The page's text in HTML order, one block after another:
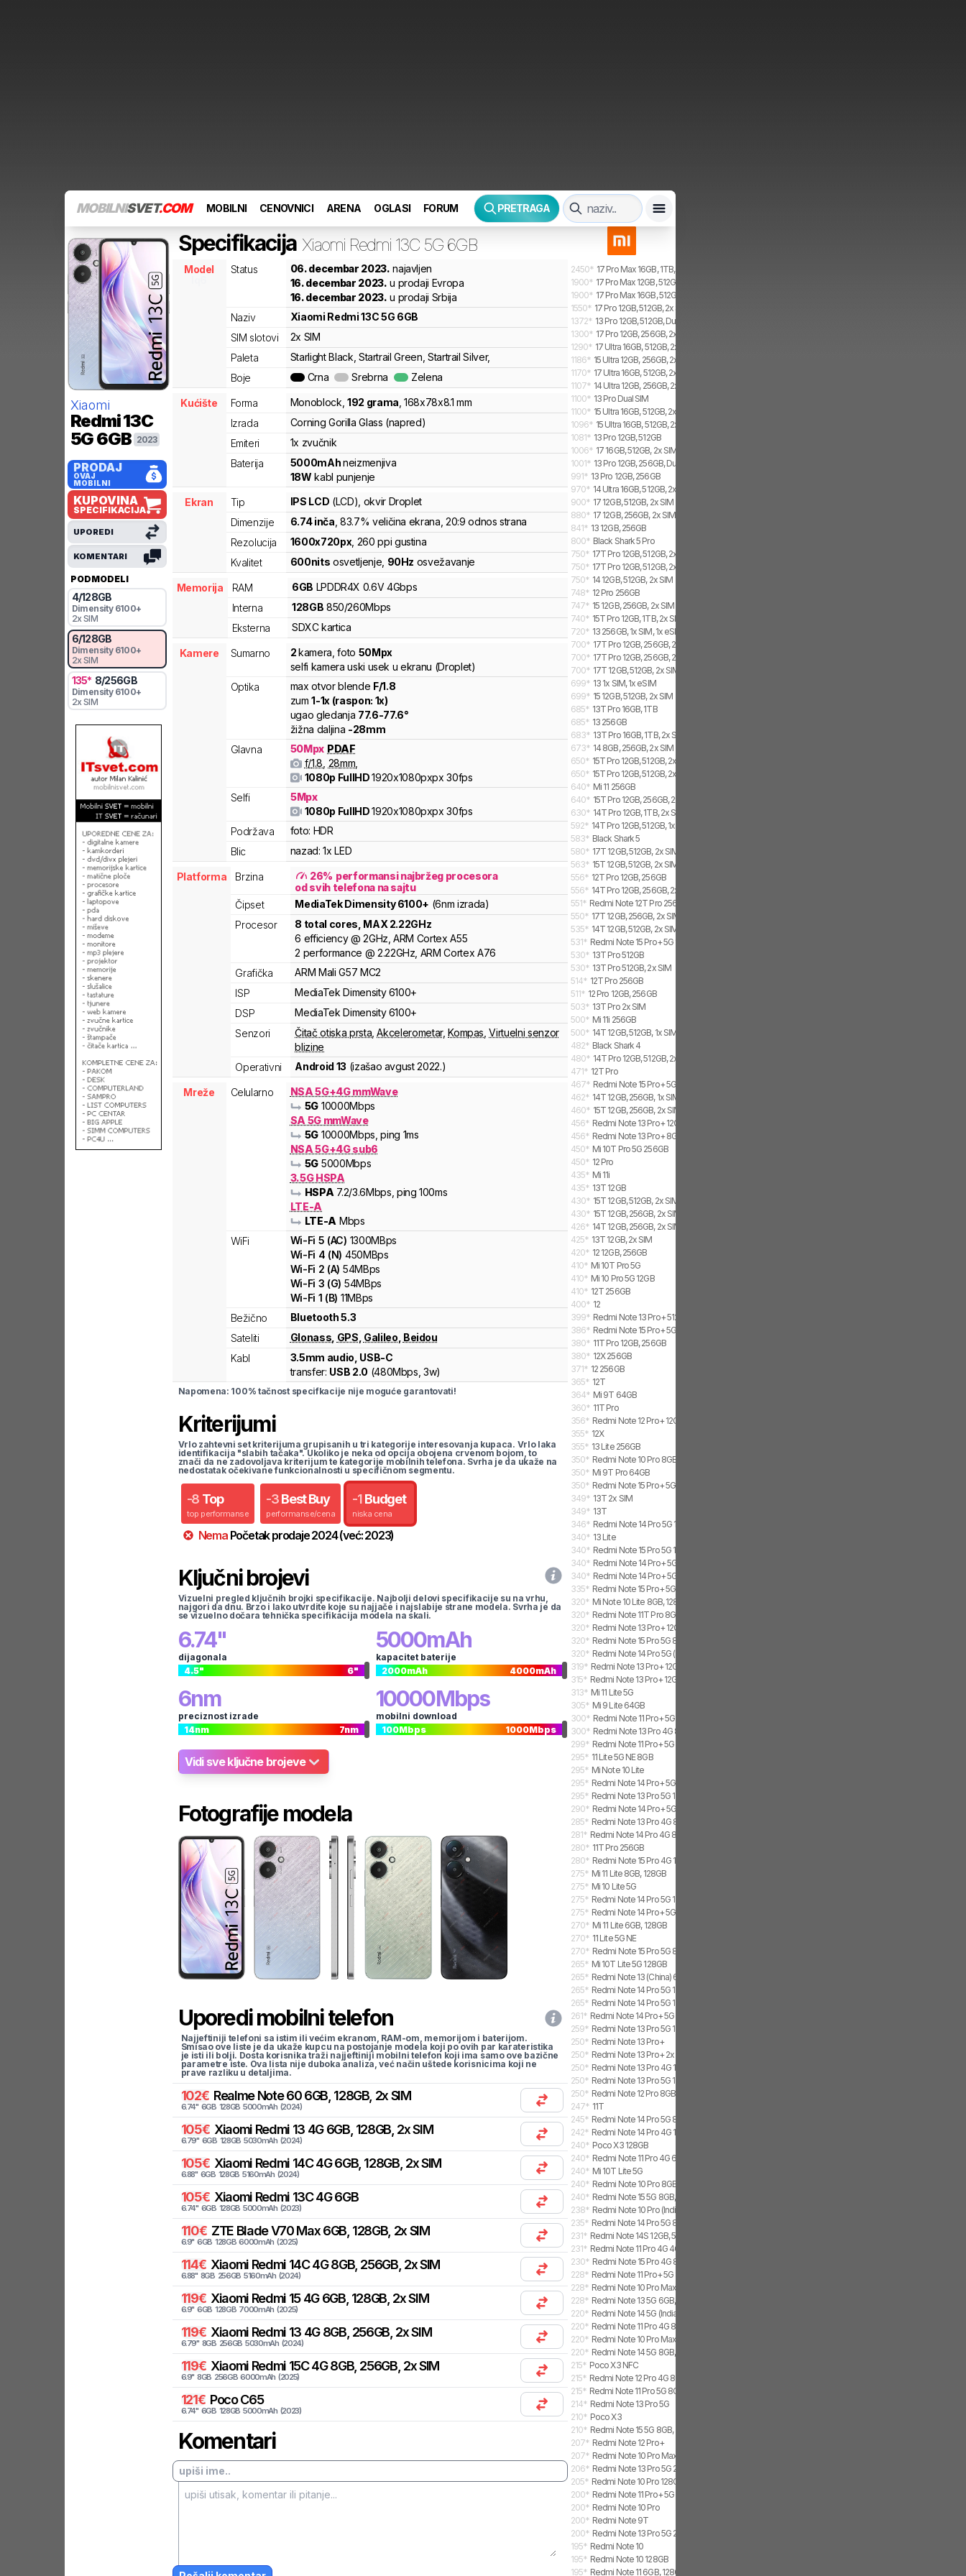
MOBILNISVET.COM MOBILNI CENOVNICI ARENA OGLASI FORUM PRETRAGA
Xiaomi
Redmi 13C
5G6GB 2023
PRODAJ
OVAJ
MOBILNI
KUPOVINA
SPECIFIKACIJA
KOMENTARI
UPOREDI
PODMODELI
4/128GB
Dimensity 6100+
2x SIM
6/128GB
Dimensity 6100+
2x SIM
135* 8/256GB
Dimensity 6100+
2x SIM
Specifikacija Xiaomi Redmi 13C 5G 6GB
Model
Status 06. decembar 2023. najavljen
16. decembar 2023. u prodaji Evropa
16. decembar 2023. u prodaji Srbija
Naziv
Xiaomi Redmi 13C 5G 6GB
SIM slotovi
2x SIM
Paleta
Starlight Black, Startrail Green, Startrail Silver,
Boje
Crna Srebrna Zelena
Kućište Forma Monoblock ,192 grama ,168x78x8.1 mm
Izrada
Corning Gorilla Glass (napred)
Emiteri
1x zvučnik
Baterija
5000mAhneizmenjiva
18W kabl punjenje
Ekran Tip IPS LCD (LCD) , okvir Droplet
Dimenzije
6.74inča , 83.7% veličina ekrana , 20:9 odnos strana
Rezolucija
1600x720px, 260 ppi gustina
Kvalitet
600nits osvetljenje 90Hz osvežavanje
Memorija RAM 6GB LPDDR4X 0.6V 4Gbps
Interna
128GB 850/260Mbps
Eksterna
SDXCkartica
Kamere Sumarno 2kamera foto 50Mpx
selfi kamera uski usek u ekranu (Droplet)
Optika
max otvor blende F/1.8
zum1-1x (raspon: 1x)
ugao gledanja 77.6-77.6°
žižna daljina -28mm
Glavna
50Mpx PDAF
f/1.8 28mm
1080p FullHD1920x1080pxpx30fps
Selfi
5Mpx
1080p FullHD1920x1080pxpx30fps
Podržava
foto: HDR
Blic
nazad: 1x LED
Platforma Brzina 26% performansi najbržeg procesora
od svih telefona na sajtu
Čipset
MediaTekDimensity 6100+ (6nm izrada)
Procesor
8 total cores , MAX 2.22GHz
6 efficiency @ 2GHz,ARM Cortex A55
2 performance @ 2.22GHz, ARM Cortex A76
Grafička
ARM Mali G57 MC2
ISP
MediaTek Dimensity 6100+
DSP
MediaTek Dimensity 6100+
Senzori
Čitač otiska prsta ,Akcelerometar,Kompas ,Virtuelni senzor
blizine
Operativni
Android 13 (izašao avgust 2022.)
Mreže Celularno
NSA 5G+4G mmWave
5G 10000Mbps
SA 5G mmWave
5G 10000Mbps , ping 1ms
NSA 5G+4G sub6
5G 5000Mbps
3.5G HSPA
HSPA 7.2/3.6Mbps , ping 100ms
LTE-A
LTE-A Mbps
WiFi
Wi-Fi 5 (AC) 1300MBps
Wi-Fi 4 (N) 450MBps
Wi-Fi 2 (A) 54MBps
Wi-Fi 3 (G) 54MBps
Wi-Fi 1 (B) 11MBps
Bežično
Bluetooth 5.3
Sateliti
Glonass GPS Galileo Beidou
Kabl
3.5mm audio, USB-C
transfer: USB 2.0 (480Mbps,3w)
Napomena: 100% tačnost specifkacije nije moguće garantovati!
Kriterijumi
Vrlo zahtevni set kriterijuma grupisanih u tri kategorije interesovanja kupaca. Vrlo laka
identifikacija "slabih tačaka". Ukoliko je neka od opcija obojena crvenom bojom, to
znači da ne zadovoljava kriterijum te kategorije mobilnih telefona. Svrha je da ukaže na
nedostatak očekivane funkcionalnosti u specifičnom segmentu.
-8 Top
top performanse
-3 Best Buy
performanse/cena
-1 Budget
niska cena
Nema Početak prodaje2024(već:2023)
Ključni brojevi
Vizuelni pregled ključnih brojki specifikacije. Najbolji delovi specifikacije su na vrhu,
najgori da dnu. Brzo i lako utvrdite koje su najjače i najslabije strane modela. Svrha je da
se vizuelno dočara tehnička specifikacija modela na skali.
6.74"
dijagonala
4.5" 6"
5000mAh
kapacitet baterije
2000mAh 4000mAh
6nm
preciznost izrade
14nm 7nm
10000Mbps
mobilni download
100Mbps 1000Mbps
Vidi sve ključne brojeve
Fotografije modela
Uporedi mobilni telefon
Najjeftiniji telefoni sa istim ili većim ekranom, RAM-om, memorijom i baterijom.
Smisao ove liste je da ukaže kupcu na postojanje modela koji po ovih par karateristika
je isti ili bolji. Dosta korisnika traži najjeftiniji mobilni telefon koji ima samo ove bazične
parametre iste. Ova lista nije duboka analiza, već način uštede korisnicima koji ne
prave razliku u detaljima.
102€ Realme Note 60 6GB, 128GB, 2x SIM
6.74" 6GB 128GB 5000mAh (2024)
105€ Xiaomi Redmi 13 4G 6GB, 128GB, 2x SIM
6.79" 6GB 128GB 5030mAh (2024)
105€ Xiaomi Redmi 14C 4G 6GB, 128GB, 2x SIM
6.88" 6GB 128GB 5160mAh (2024)
105€ Xiaomi Redmi 13C 4G 6GB
6.74" 6GB 128GB 5000mAh (2023)
110€ ZTE Blade V70 Max 6GB, 128GB, 2x SIM
6.9" 6GB 128GB 6000mAh (2025)
114€ Xiaomi Redmi 14C 4G 8GB, 256GB, 2x SIM
6.88" 8GB 256GB 5160mAh (2024)
119€ Xiaomi Redmi 15 4G 6GB, 128GB, 2x SIM
6.9" 6GB 128GB 7000mAh (2025)
119€ Xiaomi Redmi 13 4G 8GB, 256GB, 2x SIM
6.79" 8GB 256GB 5030mAh (2024)
119€ Xiaomi Redmi 15C 4G 8GB, 256GB, 2x SIM
6.9" 8GB 256GB 6000mAh (2025)
121€ Poco C65
6.74" 6GB 128GB 5000mAh (2023)
Komentari
2450* 17 Pro Max 16GB, 1TB, 2x SIM
1900* 17 Pro Max 12GB, 512GB, 2x SIM
1900* 17 Pro Max 16GB, 512GB, 2x SIM
1550* 17 Pro 12GB, 512GB, 2x SIM
1372* 13 Pro 12GB, 512GB, Dual SIM
1300* 17 Pro 12GB, 256GB, 2x SIM
1290* 17 Ultra 16GB, 512GB, 2x SIM, 2x eSIM
1186* 15 Ultra 12GB, 256GB, 2x SIM, 2x eSIM
1170* 17 Ultra 16GB, 512GB, 2x SIM
1107* 14 Ultra 12GB, 256GB, 2x SIM
1100* 13 Pro Dual SIM
1100* 15 Ultra 16GB, 512GB, 2x SIM, 2x eSIM
1096* 15 Ultra 16GB, 512GB, 2x SIM
1081* 13 Pro 12GB, 512GB
1006* 17 16GB, 512GB, 2x SIM
1001* 13 Pro 12GB, 256GB, Dual SIM
991* 13 Pro 12GB, 256GB
970* 14 Ultra 16GB, 512GB, 2x SIM
900* 17 12GB, 512GB, 2x SIM
880* 17 12GB, 256GB, 2x SIM
841* 13 12GB, 256GB
800* Black Shark 5 Pro
750* 17T Pro 12GB, 512GB, 2x SIM, 2x eSIM
750* 17T Pro 12GB, 512GB, 2x SIM
750* 14 12GB, 512GB, 2x SIM
748* 12 Pro 256GB
747* 15 12GB, 256GB, 2x SIM
740* 15T Pro 12GB, 1TB, 2x SIM, 2x eSIM
720* 13 256GB, 1x SIM, 1x eSIM
700* 17T Pro 12GB, 256GB, 2x SIM, 2x eSIM
700* 17T Pro 12GB, 256GB, 2x SIM
700* 17T 12GB, 512GB, 2x SIM
699* 13 1x SIM, 1x eSIM
699* 15 12GB, 512GB, 2x SIM
685* 13T Pro 16GB, 1TB
685* 13 256GB
683* 13T Pro 16GB, 1TB, 2x SIM
673* 14 8GB, 256GB, 2x SIM
650* 15T Pro 12GB, 512GB, 2x SIM, 2x eSIM
650* 15T Pro 12GB, 512GB, 2x SIM
640* Mi 11 256GB
640* 15T Pro 12GB, 256GB, 2x SIM
630* 14T Pro 12GB, 1TB, 2x SIM
592* 14T Pro 12GB, 512GB, 1x SIM, 1x eSIM
583* Black Shark 5
580* 17T 12GB, 512GB, 2x SIM, 2x eSIM
563* 15T 12GB, 512GB, 2x SIM
556* 12T Pro 12GB, 256GB
556* 14T Pro 12GB, 256GB, 2x SIM
551* Redmi Note 12T Pro 256GB
550* 17T 12GB, 256GB, 2x SIM, 2x eSIM
535* 14T 12GB, 512GB, 2x SIM
531* Redmi Note 15 Pro+ 5G 12GB, 256GB, 2x SIM
530* 13T Pro 512GB
530* 13T Pro 512GB, 2x SIM
514* 12T Pro 256GB
511* 12 Pro 12GB, 256GB
503* 13T Pro 2x SIM
500* Mi 11i 256GB
500* 14T 12GB, 512GB, 1x SIM, 1x eSIM
482* Black Shark 4
480* 14T Pro 12GB, 512GB, 2x SIM
471* 12T Pro
467* Redmi Note 15 Pro+ 5G 12GB, 512GB, 1x SIM, 1x eSIM
462* 14T 12GB, 256GB, 1x SIM, 1x eSIM
460* 15T 12GB, 256GB, 2x SIM, 2x eSIM
456* Redmi Note 13 Pro+ 12GB, 2x SIM
456* Redmi Note 13 Pro+ 8GB, 512GB, 2x SIM
450* Mi 10T Pro 5G 256GB
450* 12 Pro
435* Mi 11i
435* 13T 12GB
430* 15T 12GB, 512GB, 2x SIM, 2x eSIM
430* 15T 12GB, 256GB, 2x SIM
426* 14T 12GB, 256GB, 2x SIM
425* 13T 12GB, 2x SIM
420* 12 12GB, 256GB
410* Mi 10T Pro 5G
410* Mi 10 Pro 5G 12GB
410* 12T 256GB
400* 12
399* Redmi Note 13 Pro+ 512GB
386* Redmi Note 15 Pro+ 5G 12GB, 512GB, 2x SIM
380* 11T Pro 12GB, 256GB
380* 12X 256GB
371* 12 256GB
365* 12T
364* Mi 9T 64GB
360* 11T Pro
356* Redmi Note 12 Pro+ 12GB
355* 12X
355* 13 Lite 256GB
350* Redmi Note 10 Pro 8GB, 128GB
350* Mi 9T Pro 64GB
350* Redmi Note 15 Pro+ 5G 8GB, 256GB, 1x SIM, 1x eSIM
349* 13T 2x SIM
349* 13T
346* Redmi Note 14 Pro 5G 12GB, 512GB, 1x SIM, 1x eSIM
340* 13 Lite
340* Redmi Note 15 Pro 5G 12GB, 512GB, 2x SIM
340* Redmi Note 14 Pro+ 5G 12GB, 512GB, 1x SIM, 1x eSIM
340* Redmi Note 14 Pro+ 5G 12GB, 512GB, 2x SIM
335* Redmi Note 15 Pro+ 5G 8GB, 256GB, 2x SIM
320* Mi Note 10 Lite 8GB, 128GB
320* Redmi Note 11T Pro 8GB, 256GB
320* Redmi Note 13 Pro+ 12GB
320* Redmi Note 15 Pro 5G 8GB, 512GB, 2x SIM
320* Redmi Note 14 Pro 5G (India) 8GB, 256GB, 2x SIM
319* Redmi Note 13 Pro+ 12GB, 512GB
315* Redmi Note 13 Pro+ 12GB, 512GB, 2x SIM
313* Mi 11 Lite 5G
305* Mi 9 Lite 64GB
300* Redmi Note 11 Pro+ 5G (India) 8GB, 128GB
300* Redmi Note 13 Pro 4G 8GB, 512GB, 2x SIM
299* Redmi Note 11 Pro+ 5G (India) 8GB, 256GB
295* 11 Lite 5G NE 8GB
295* Mi Note 10 Lite
295* Redmi Note 14 Pro+ 5G 8GB, 256GB, 1x SIM, 1x eSIM
295* Redmi Note 13 Pro 5G 12GB, 512GB, 2x SIM
290* Redmi Note 14 Pro+ 5G 12GB, 256GB, 1x SIM, 1x eSIM
285* Redmi Note 13 Pro 4G 8GB, 128GB, 2x SIM
281* Redmi Note 14 Pro 4G 8GB, 128GB, 2x SIM
280* 11T Pro 256GB
280* Redmi Note 15 Pro 4G 12GB, 512GB, 2x SIM
275* Mi 11 Lite 8GB, 128GB
275* Mi 10 Lite 5G
275* Redmi Note 14 Pro 5G 12GB, 512GB, 2x SIM
275* Redmi Note 14 Pro+ 5G 12GB, 256GB, 2x SIM
270* Mi 11 Lite 6GB, 128GB
270* 11 Lite 5G NE
270* Redmi Note 15 Pro 5G 8GB, 256GB, 2x SIM
265* Mi 10T Lite 5G 128GB
265* Redmi Note 13 (China) 6GB, 128GB, 2x SIM
265* Redmi Note 14 Pro 5G 12GB, 256GB, 2x SIM
265* Redmi Note 14 Pro 5G 12GB, 256GB, 1x SIM, 1x eSIM
261* Redmi Note 14 Pro+ 5G 8GB, 256GB, 2x SIM
259* Redmi Note 13 Pro 5G 12GB, 512GB
250* Redmi Note 13 Pro+
250* Redmi Note 13 Pro+ 2x SIM
250* Redmi Note 13 Pro 4G 12GB, 512GB, 2x SIM
250* Redmi Note 13 Pro 5G 12GB, 256GB, 2x SIM
250* Redmi Note 12 Pro 8GB
247* 11T
245* Redmi Note 14 Pro 5G 8GB, 256GB, 1x SIM, 1x eSIM
242* Redmi Note 14 Pro 4G 12GB, 512GB, 2x SIM
240* Poco X3 128GB
240* Redmi Note 11 Pro 4G 6GB, 128GB, 2x SIM
240* Mi 10T Lite 5G
240* Redmi Note 10 Pro 8GB, 256GB
240* Redmi Note 15 5G 8GB, 512GB, 2x SIM
238* Redmi Note 10 Pro (India)
235* Redmi Note 14 Pro 5G 8GB, 256GB, 2x SIM
231* Redmi Note 14S 12GB, 512GB, 2x SIM
231* Redmi Note 11 Pro 4G 4GB, 64GB, 2x SIM
230* Redmi Note 15 Pro 4G 8GB, 256GB, 2x SIM
228* Redmi Note 11 Pro+ 5G 8GB, 256GB
228* Redmi Note 10 Pro Max 8GB, 128GB
228* Redmi Note 13 5G 6GB, 128GB, 2x SIM
220* Redmi Note 14 5G (India) 8GB, 256GB, 2x SIM
220* Redmi Note 11 Pro 4G 8GB, 128GB, 2x SIM
220* Redmi Note 10 Pro Max
220* Redmi Note 14 5G 8GB, 256GB, 2x SIM
215* Poco X3 NFC
215* Redmi Note 12 Pro 4G 8GB
215* Redmi Note 11 Pro 5G 8GB, 128GB
214* Redmi Note 13 Pro 5G
210* Poco X3
210* Redmi Note 15 5G 8GB, 256GB, 2x SIM
207* Redmi Note 12 Pro+
207* Redmi Note 10 Pro Max 128GB
206* Redmi Note 13 Pro 5G 256GB
205* Redmi Note 10 Pro 128GB
200* Redmi Note 11 Pro+ 5G (India) 128GB
200* Redmi Note 10 Pro
200* Redmi Note 9T
200* Redmi Note 13 Pro 5G 256GB, 2x SIM
195* Redmi Note 10
195* Redmi Note 10 128GB
195* Redmi Note 11 6GB, 128GB, 2x SIM